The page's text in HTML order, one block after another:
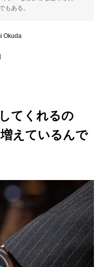
もある。
Okuda
てくれるの
えているんで